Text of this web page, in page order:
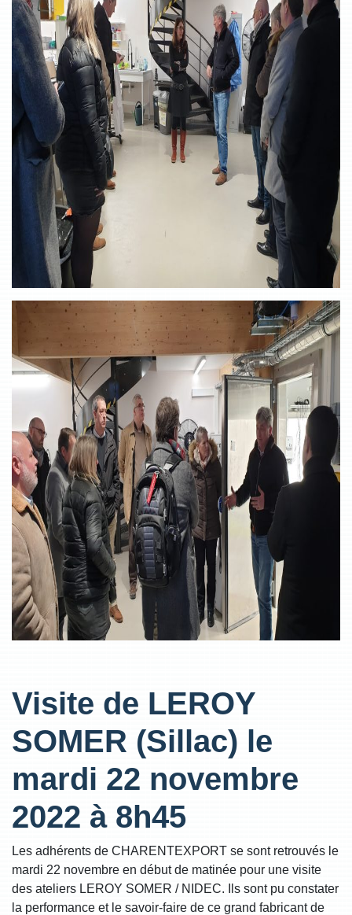
Visite de LEROY
SOMER (Sillac) le
mardi 22 novembre
2022 à 8h45
Les adhérents de CHARENTEXPORT se sont retrouvés le
mardi 22 novembre en début de matinée pour une visite
des ateliers LEROY SOMER / NIDEC. Ils sont pu constater
la performance et le savoir-faire de ce grand fabricant de